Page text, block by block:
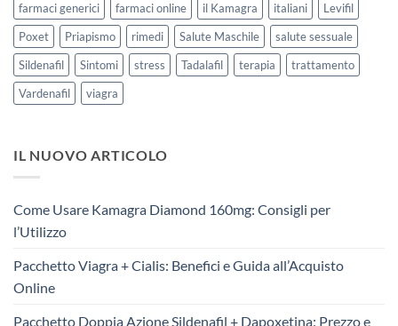
farmaci generici
farmaci online il Kamagra italiani
Levifil
Poxet
Priapismo rimedi Salute Maschile
salute sessuale
Sildenafil
Sintomi stress Tadalafil terapia
trattamento
Vardenafil
viagra
IL NUOVO ARTICOLO
Come Usare Kamagra Diamond 160mg: Consigli per
l’Utilizzo
Pacchetto Viagra + Cialis: Benefici e Guida all’Acquisto
Online
Pacchetto Doppia Azione Sildenafil + Dapoxetina: Prezzo e